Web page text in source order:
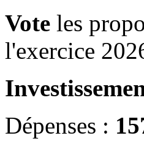
Vote les
l'exercice
Dépenses :